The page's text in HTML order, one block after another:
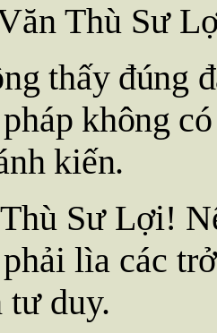
Thù Sư
thấy đúng
không
kiến.
Sư Lợi!
lìa các
tư duy.